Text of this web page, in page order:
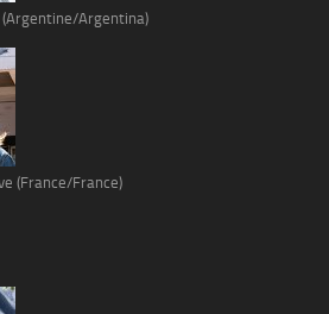
Argentina)
(France/France)